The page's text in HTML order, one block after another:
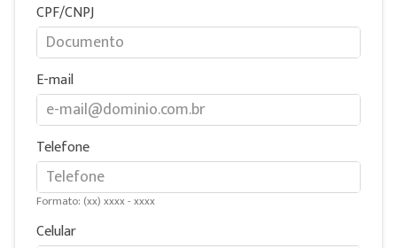
CPF/CNPJ
E-mail
Telefone
Formato: (xx) xxxx - xxxx
Celular